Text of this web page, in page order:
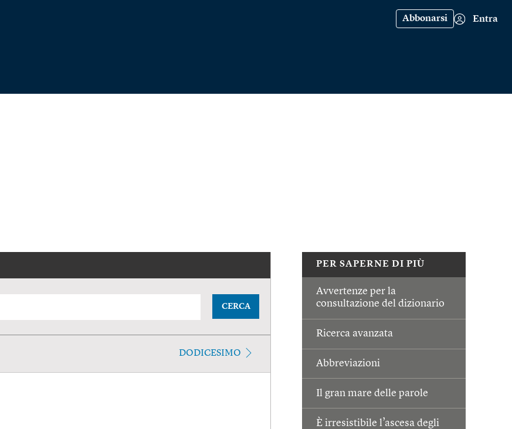
Abbonarsi Entra
PER SAPERNE DI PIÙ
Avvertenze per la
consultazione del dizionario
Ricerca avanzata
Abbreviazioni
Il gran mare delle parole
È irresistibile l’ascesa degli
CERCA
DODICESIMO